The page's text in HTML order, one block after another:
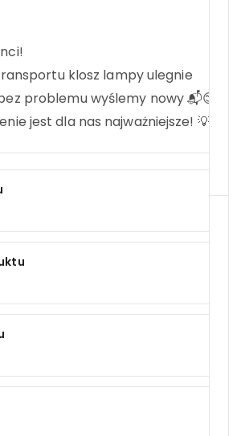
klosz lampy ulegnie
problemu wyślemy nowy 📬😊
jest dla nas najważniejsze! 💡❤️